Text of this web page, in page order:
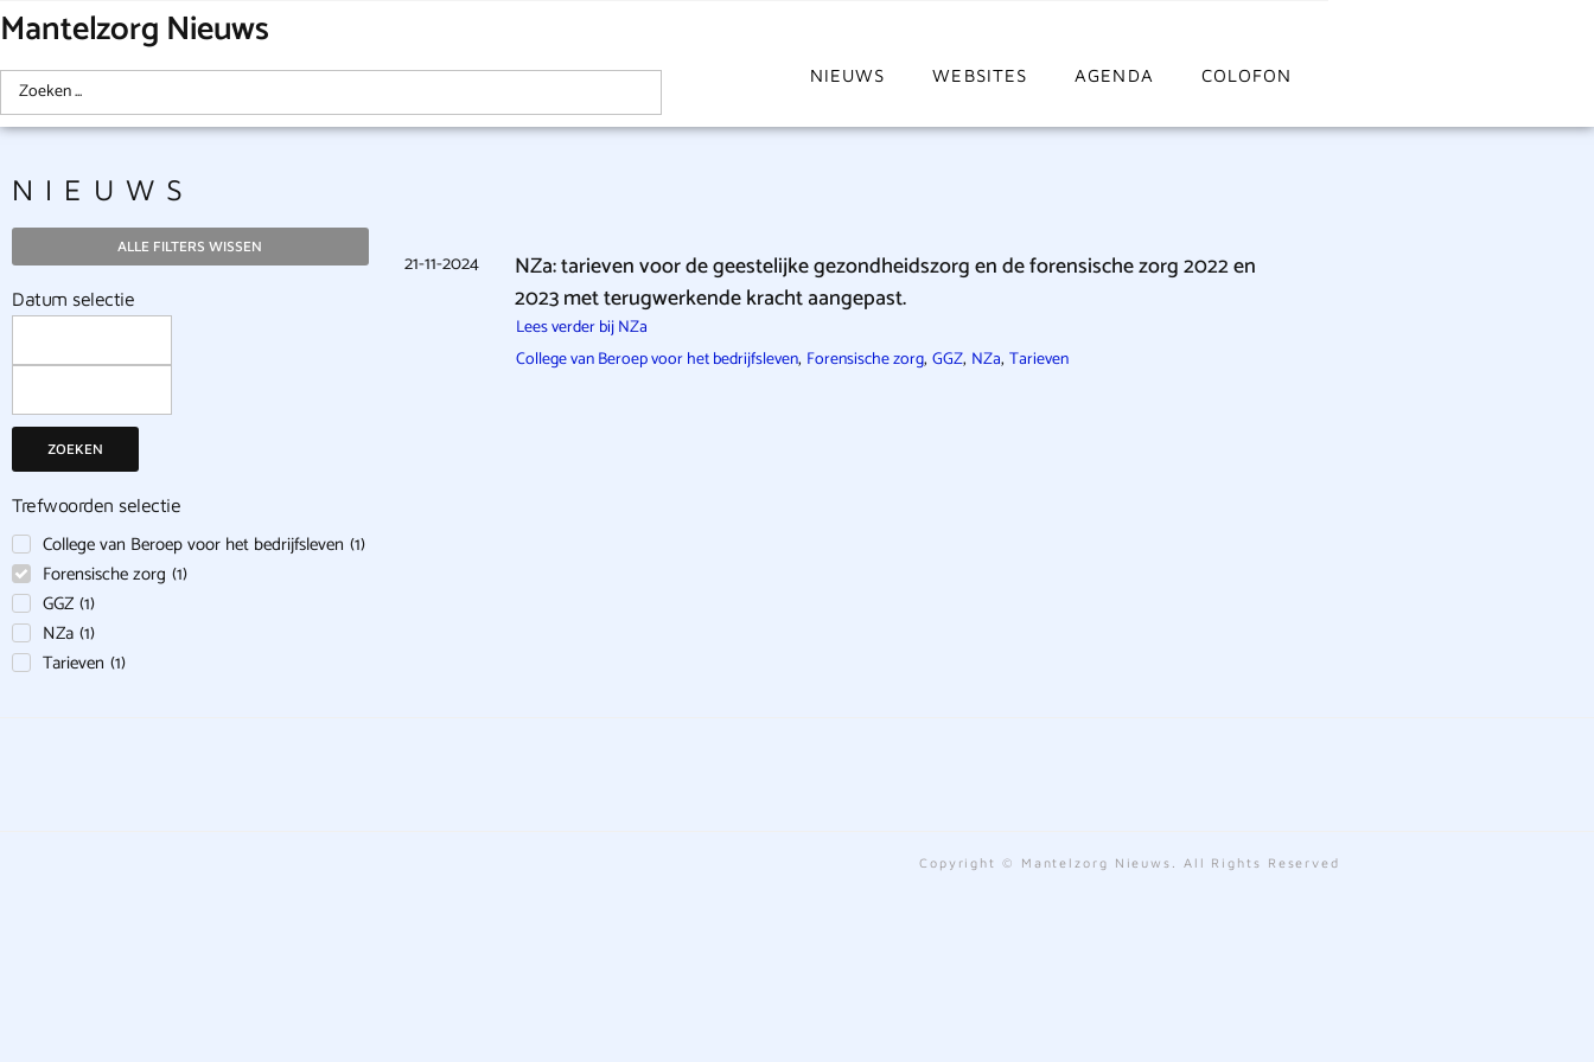
Mantelzorg Nieuws
NIEUWS WEBSITES AGENDA COLOFON
NIEUWS
ALLE FILTERS WISSEN
Datum selectie
ZOEKEN
Trefwoorden selectie
College van Beroep voor het bedrijfsleven (1)
Forensische zorg (1)
GGZ (1)
NZa (1)
Tarieven (1)
21-11-2024
NZa: tarieven voor de geestelijke gezondheidszorg en de forensische zorg 2022 en
2023 met terugwerkende kracht aangepast.
Lees verder bij NZa
College van Beroep voor het bedrijfsleven, Forensische zorg, GGZ, NZa, Tarieven
Copyright © Mantelzorg Nieuws. All Rights Reserved